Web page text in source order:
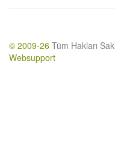
© 2009-26 Tüm Hakları
Websupport